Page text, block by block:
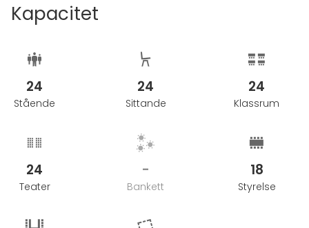
Kapacitet
24
Stående
24
Sittande
24
Klassrum
24
Teater
-
Bankett
18
Styrelse